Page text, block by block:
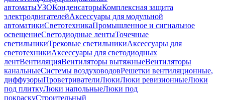
автоматыУЗОКонденсаторыКомплексная защита
электродвигателейАксессуары для модульной
автоматикиСветотехникаПромышленное и сигнальное
освещениеСветодиодные лентыТочечные
светильникиТрековые светильникиАксессуары для
светотехникиАксессуары для светодиодных
лентВентиляцияВентиляторы вытяжныеВентиляторы
канальныеСистемы воздуховодовРешетки вентиляционные,
диффузорыПроветривателиЛюкиЛюки ревизионныеЛюки
под плиткуЛюки напольныеЛюки под
покраскуСтроительный